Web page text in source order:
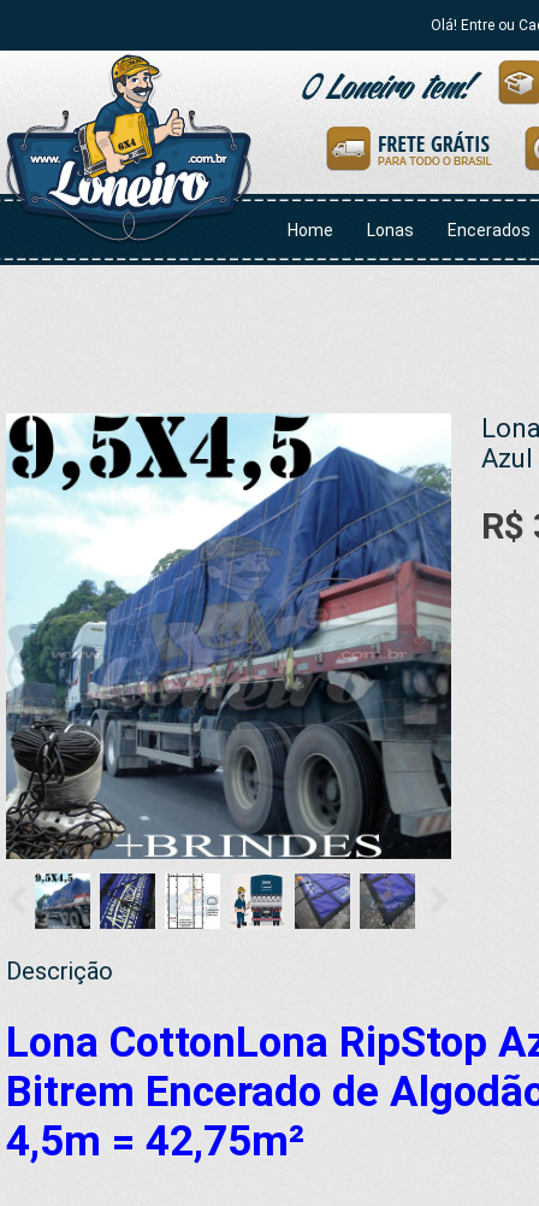
Olá! Entre ou
Home Lonas Encerados
Azul
R$
Descrição
Lona CottonLona RipStop
Bitrem Encerado de
4,5m = 42,75m²